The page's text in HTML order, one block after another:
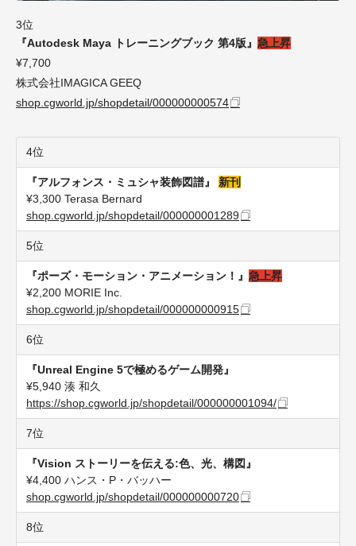
3位
『Autodesk Maya トレーニングブック 第4版』 急上昇
¥7,700
株式会社IMAGICA GEEQ
shop.cgworld.jp/shopdetail/000000000574
4位
『アルフォンス・ミュシャ装飾図譜』 新刊
¥3,300 Terasa Bernard
shop.cgworld.jp/shopdetail/000000001289
5位
『ポーズ・モーション・アニメーション！』 急上昇
¥2,200 MORIE Inc.
shop.cgworld.jp/shopdetail/000000000915
6位
『Unreal Engine 5で極めるゲーム開発』
¥5,940 湊 和久
https://shop.cgworld.jp/shopdetail/000000001094/
7位
『Vision ストーリーを伝える:色、光、構図』
¥4,400 ハンス・P・バッハー
shop.cgworld.jp/shopdetail/000000000720
8位